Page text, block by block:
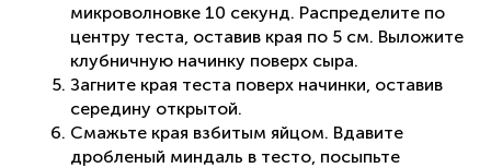
микроволновке 10 секунд. Распределите по
центру теста, оставив края по 5 см. Выложите
клубничную начинку поверх сыра.
Загните края теста поверх начинки, оставив
середину открытой.
Смажьте края взбитым яйцом. Вдавите
дробленый миндаль в тесто, посыпьте